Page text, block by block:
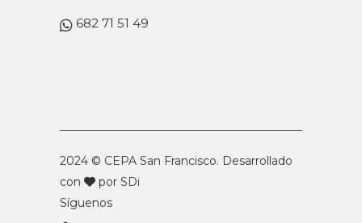
682 71 51 49
2024 © CEPA San Francisco. Desarrollado
con
por SDi
Síguenos